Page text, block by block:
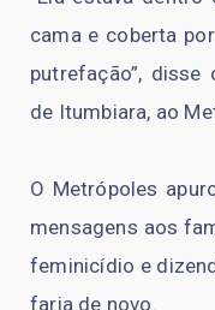
cama e coberta
putrefação”, disse
de Itumbiara, ao
O Metrópoles
mensagens aos
feminicídio e
faria de novo.